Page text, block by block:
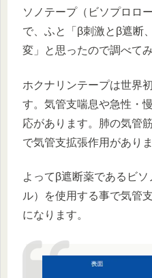
ソノテープ（ビソプロロ
で、ふと「β刺激とβ遮断
変」と思ったので調べてみ
ホクナリンテープは世界
す。気管支喘息や急性・
応があります。肺の気管
で気管支拡張作用がありま
よってβ遮断薬であるビ
ル）を使用する事で気管
になります。